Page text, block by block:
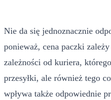
Nie da się jednoznacznie
ponieważ, cena paczki
zależności od kuriera,
przesyłki, ale również tego
wpływa także odpowiednie